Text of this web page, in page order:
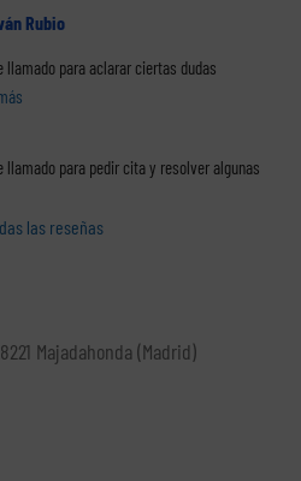
Rubio
llamado para aclarar ciertas dudas
llamado para pedir cita y resolver algunas
las reseñas
Majadahonda (Madrid)